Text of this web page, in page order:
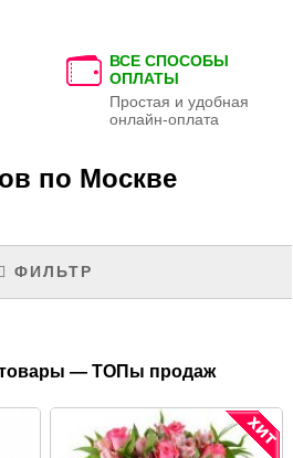
ВСЕ СПОСОБЫ
ОПЛАТЫ
Простая и удобная
онлайн-оплата
по Москве
ФИЛЬТР
— ТОПы продаж